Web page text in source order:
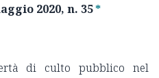
2020, n. 35*
di culto pubblico nel